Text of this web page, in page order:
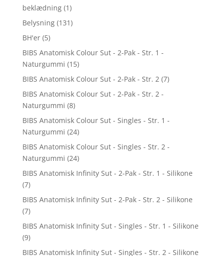
beklædning (1)
Belysning (131)
BH'er (5)
BIBS Anatomisk Colour Sut - 2-Pak - Str. 1 -
Naturgummi (15)
BIBS Anatomisk Colour Sut - 2-Pak - Str. 2 (7)
BIBS Anatomisk Colour Sut - 2-Pak - Str. 2 -
Naturgummi (8)
BIBS Anatomisk Colour Sut - Singles - Str. 1 -
Naturgummi (24)
BIBS Anatomisk Colour Sut - Singles - Str. 2 -
Naturgummi (24)
BIBS Anatomisk Infinity Sut - 2-Pak - Str. 1 - Silikone
(7)
BIBS Anatomisk Infinity Sut - 2-Pak - Str. 2 - Silikone
(7)
BIBS Anatomisk Infinity Sut - Singles - Str. 1 - Silikone
(9)
BIBS Anatomisk Infinity Sut - Singles - Str. 2 - Silikone